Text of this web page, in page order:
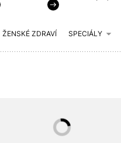
ŽENSKÉ ZDRAVÍ SPECIÁLY